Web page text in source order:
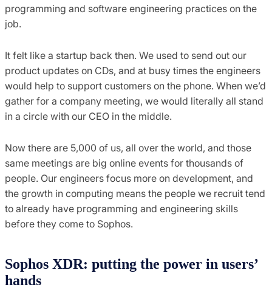
programming and software engineering practices on the
job.
It felt like a startup back then. We used to send out our
product updates on CDs, and at busy times the engineers
would help to support customers on the phone. When we’d
gather for a company meeting, we would literally all stand
in a circle with our CEO in the middle.
Now there are 5,000 of us, all over the world, and those
same meetings are big online events for thousands of
people. Our engineers focus more on development, and
the growth in computing means the people we recruit tend
to already have programming and engineering skills
before they come to Sophos.
Sophos XDR: putting the power in users’
hands